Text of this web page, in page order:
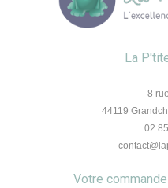
La
8
44119
02
Votre commande